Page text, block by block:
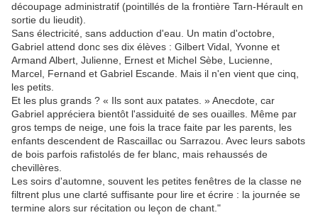
découpage administratif (pointillés de la frontière Tarn-Hérault en
sortie du lieudit).
Sans électricité, sans adduction d'eau. Un matin d'octobre,
Gabriel attend donc ses dix élèves : Gilbert Vidal, Yvonne et
Armand Albert, Julienne, Ernest et Michel Sèbe, Lucienne,
Marcel, Fernand et Gabriel Escande. Mais il n'en vient que cinq,
les petits.
Et les plus grands ? « Ils sont aux patates. » Anecdote, car
Gabriel appréciera bientôt l'assiduité de ses ouailles. Même par
gros temps de neige, une fois la trace faite par les parents, les
enfants descendent de Rascaillac ou Sarrazou. Avec leurs sabots
de bois parfois rafistolés de fer blanc, mais rehaussés de
chevillères.
Les soirs d'automne, souvent les petites fenêtres de la classe ne
filtrent plus une clarté suffisante pour lire et écrire : la journée se
termine alors sur récitation ou leçon de chant."